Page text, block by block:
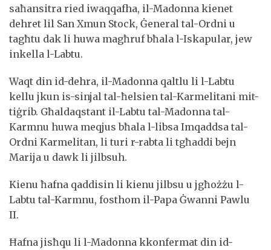
saħansitra ried iwaqqafha, il-Madonna kienet
dehret lil San Xmun Stock, Ġeneral tal-Ordni u
tagħtu dak li huwa magħruf bħala l-Iskapular, jew
inkella l-Labtu.
Waqt din id-dehra, il-Madonna qaltlu li l-Labtu
kellu jkun is-sinjal tal-ħelsien tal-Karmelitani mit-
tiġrib. Għaldaqstant il-Labtu tal-Madonna tal-
Karmnu huwa meqjus bħala l-libsa Imqaddsa tal-
Ordni Karmelitan, li turi r-rabta li tgħaddi bejn
Marija u dawk li jilbsuh.
Kienu ħafna qaddisin li kienu jilbsu u jgħożżu l-
Labtu tal-Karmnu, fosthom il-Papa Ġwanni Pawlu
II.
Ħafna jisħqu li l-Madonna kkonfermat din id-